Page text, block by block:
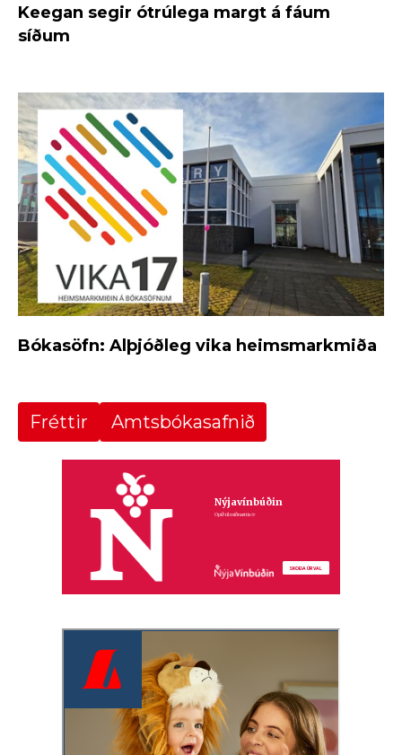
Keegan segir ótrúlega margt á fáum
síðum
Bókasöfn: Alþjóðleg vika heimsmarkmiða
Fréttir Amtsbókasafnið